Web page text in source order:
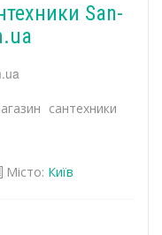
San-
сантехники
Місто: Київ